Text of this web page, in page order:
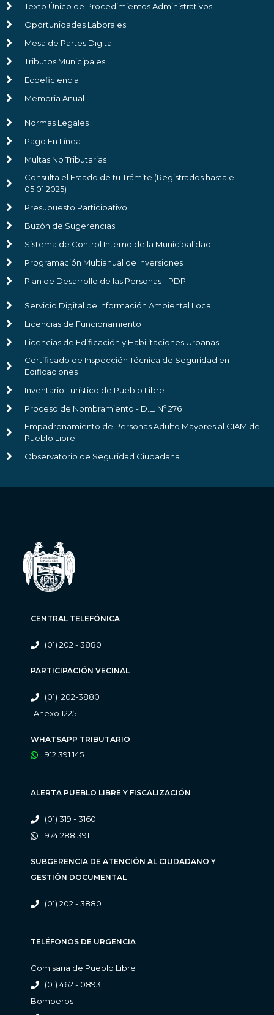
Texto Único de Procedimientos Administrativos
Oportunidades Laborales
Mesa de Partes Digital
Tributos Municipales
Ecoeficiencia
Memoria Anual
Normas Legales
Pago En Línea
Multas No Tributarias
Consulta el Estado de tu Trámite (Registrados hasta el
05.01.2025)
Presupuesto Participativo
Buzón de Sugerencias
Sistema de Control Interno de la Municipalidad
Programación Multianual de Inversiones
Plan de Desarrollo de las Personas - PDP
Servicio Digital de Información Ambiental Local
Licencias de Funcionamiento
Licencias de Edificación y Habilitaciones Urbanas
Certificado de Inspección Técnica de Seguridad en
Edificaciones
Inventario Turístico de Pueblo Libre
Proceso de Nombramiento - D.L. Nº 276
Empadronamiento de Personas Adulto Mayores al CIAM de
Pueblo Libre
Observatorio de Seguridad Ciudadana
CENTRAL TELEFÓNICA
(01) 202 - 3880
PARTICIPACIÓN VECINAL
(01) 202-3880
Anexo 1225
WHATSAPP TRIBUTARIO
912 391 145
ALERTA PUEBLO LIBRE Y FISCALIZACIÓN
(01) 319 - 3160
974 288 391
SUBGERENCIA DE ATENCIÓN AL CIUDADANO Y
GESTIÓN DOCUMENTAL
(01) 202 - 3880
TELÉFONOS DE URGENCIA
Comisaria de Pueblo Libre
(01) 462 - 0893
Bomberos